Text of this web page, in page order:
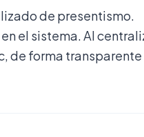
de presentismo.
el sistema. Al
de forma transparente